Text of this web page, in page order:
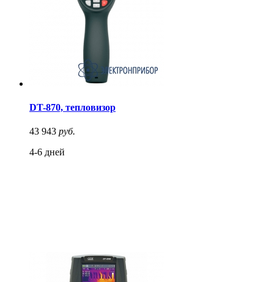
DT-870, тепловизор
43 943 руб.
4-6 дней